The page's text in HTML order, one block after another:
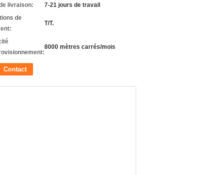
livraison:
7-21 jours de travail
de
T/T.
8000 mètres carrés/mois
Contact